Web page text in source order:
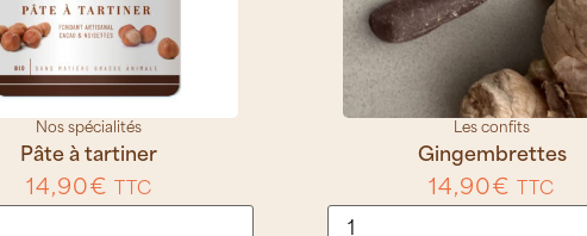
Nos spécialités
Pâte à tartiner
14,90€ TTC
Les confits
Gingembrettes
14,90€ TTC